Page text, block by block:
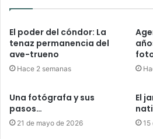
El poder del cóndor: La
tenaz permanencia del
ave-trueno
Hace 2 semanas
Una fotógrafa y sus
pasos…
21 de mayo de 2026
El
15